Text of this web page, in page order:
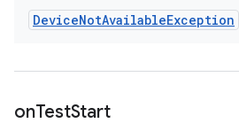
DeviceNotAvailableException
onTestStart